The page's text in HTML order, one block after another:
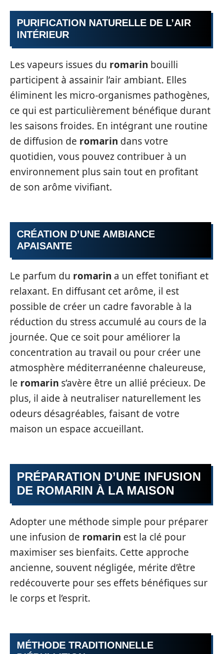
PURIFICATION NATURELLE DE L’AIR
INTÉRIEUR
Les vapeurs issues du romarin bouilli
participent à assainir l’air ambiant. Elles
éliminent les micro-organismes pathogènes,
ce qui est particulièrement bénéfique durant
les saisons froides. En intégrant une routine
de diffusion de romarin dans votre
quotidien, vous pouvez contribuer à un
environnement plus sain tout en profitant
de son arôme vivifiant.
CRÉATION D’UNE AMBIANCE
APAISANTE
Le parfum du romarin a un effet tonifiant et
relaxant. En diffusant cet arôme, il est
possible de créer un cadre favorable à la
réduction du stress accumulé au cours de la
journée. Que ce soit pour améliorer la
concentration au travail ou pour créer une
atmosphère méditerranéenne chaleureuse,
le romarin s’avère être un allié précieux. De
plus, il aide à neutraliser naturellement les
odeurs désagréables, faisant de votre
maison un espace accueillant.
PRÉPARATION D’UNE INFUSION
DE ROMARIN À LA MAISON
Adopter une méthode simple pour préparer
une infusion de romarin est la clé pour
maximiser ses bienfaits. Cette approche
ancienne, souvent négligée, mérite d’être
redécouverte pour ses effets bénéfiques sur
le corps et l’esprit.
MÉTHODE TRADITIONNELLE